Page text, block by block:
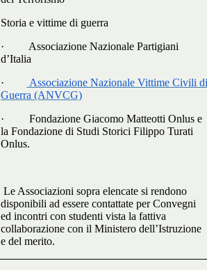
Storia e vittime di guerra
·
Associazione Nazionale Partigiani
d’Italia
·
Associazione Nazionale Vittime Civili
Guerra (ANVCG)
·
Fondazione Giacomo Matteotti Onlus e
la Fondazione di Studi Storici Filippo Turati
Onlus.
Le Associazioni sopra elencate si rendono
disponibili ad essere contattate per Convegni
ed incontri con studenti vista la fattiva
collaborazione con il Ministero dell’Istruzione
e del merito.